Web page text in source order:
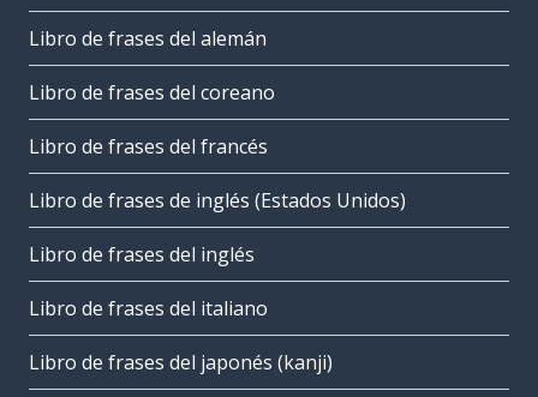
Libro de frases del alemán
Libro de frases del coreano
Libro de frases del francés
Libro de frases de inglés (Estados Unidos)
Libro de frases del inglés
Libro de frases del italiano
Libro de frases del japonés (kanji)